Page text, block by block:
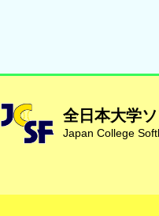
全日本大学
Japan College